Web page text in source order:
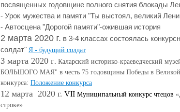
посвященных годовщине полного снятия блокады
- Урок мужества и памяти "Ты выстоял, великий
- Автосцена "Дорогой памяти"-ожившая история
2 марта 2020 г. в 3-4 классах состоялась
солдат" Я - будущий солдат
3 марта 2020 г. Каларский историко-краеведческий
БОЛЬШОГО МАЯ" в честь 75 годовщины Победы в Великой
конкурса: Положение конкурса
12 марта 2020 г. VII Муниципальный конкурс чтецов
строке»